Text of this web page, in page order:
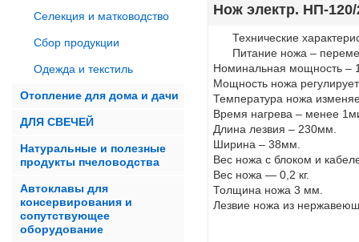
Селекция и матководство
Сбор продукции
Одежда и текстиль
Отопление для дома и дачи
ДЛЯ СВЕЧЕЙ
Натуральные и полезные
продукты пчеловодства
Автоклавы для
консервирования и
сопутствующее
оборудование
Нож электр. НП-
Технические
Питание ножа –
Номинальная мощность –
Мощность ножа
Температура ножа
Время нагрева – менее
Длина лезвия – 230мм.
Ширина – 38мм.
Вес ножа с блоком и
Вес ножа — 0,2 кг.
Толщина ножа 3 мм.
Лезвие ножа из